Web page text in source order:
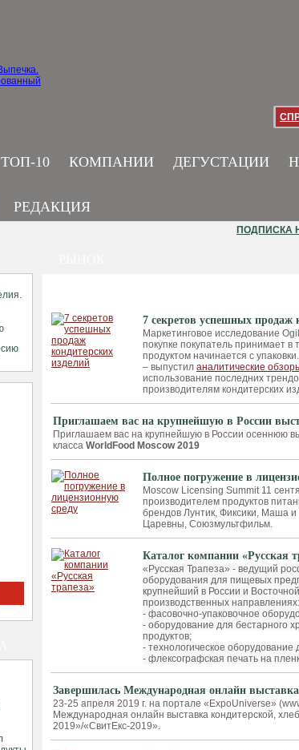
ТОП-10 КОМПАНИИ ДЕГУСТАЦИИ
РЕДАКЦИЯ
ПОДПИСКА
7 секретов успешных продаж
Маркетинговое исследование
покупке покупатель принимает в
продуктом начинается с
– выпустил аналитические
использование последних
производителям кондитерских
Приглашаем вас на крупнейшую в России
Приглашаем вас на крупнейшую в России осеннюю
класса WorldFood Moscow 2019
Полное погружение в
Moscow Licensing Summit 11
производителем продуктов
брендов Лунтик, Фиксики, Маша
Царевны, Союзмультфильм.
Каталог компании «Русская
«Русская Трапеза» - ведущий
оборудования для пищевых
крупнейший в России и
производственных направлениях:
-​ фасовочно-упаковочное
- оборудование для бестарного
продуктов;
-​ технологическое
-​ флексографская печать на
Завершилась Международная онлайн
23-25 апреля 2019 г. на портале «ExpoUniverse»
Международная онлайн выставка кондитерской,
2019»/«СвитЕкс-2019».